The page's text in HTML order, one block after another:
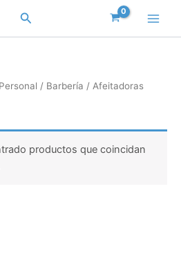
Buscar
/ Barbería / Afeitadoras
productos que coincidan